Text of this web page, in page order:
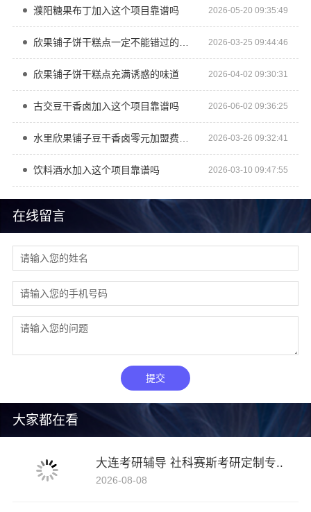
大家都在看
大连考研辅导 社科赛斯考研定制专..
2026-08-08
在线留言
提交
濮阳糖果布丁加入这个项目靠谱吗 2026-05-20 09:35:49
欣果铺子饼干糕点一定不能错过的零食商店 2026-03-25 09:44:46
欣果铺子饼干糕点充满诱惑的味道 2026-04-02 09:30:31
古交豆干香卤加入这个项目靠谱吗 2026-06-02 09:36:25
水里欣果铺子豆干香卤零元加盟费管理费 2026-03-26 09:32:41
饮料酒水加入这个项目靠谱吗 2026-03-10 09:47:55